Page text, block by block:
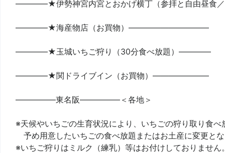
――――★伊勢神宮内宮とおかげ横丁（参拝と自由昼食
――――★海産物店（お買物）――――――――――
――――★玉城いちご狩り（30分食べ放題）――――
――――★関ドライブイン（お買物）―――――――
―――――東名阪―――――＜各地＞
※天候やいちごの生育状況により、いちごの狩り取り食
予め用意したいちごの食べ放題またはお土産に変更と
※いちご狩りはミルク（練乳）等はお付けしておりません